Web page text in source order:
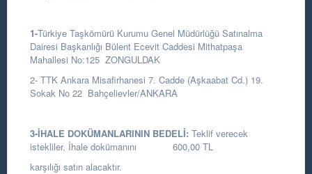
1-Türkiye Taşkömürü Kurumu Genel Müdürlüğü Satınalma
Dairesi Başkanlığı Bülent Ecevit Caddesi Mithatpaşa
Mahallesi No:125 ZONGULDAK
2- TTK Ankara Misafirhanesi 7. Cadde (Aşkaabat Cd.) 19.
Sokak No 22 Bahçelievler/ANKARA
3-İHALE DOKÜMANLARININ BEDELİ: Teklif verecek
istekliler, İhale dokümanını 600,00 TL
karşılığı satın alacaktır.